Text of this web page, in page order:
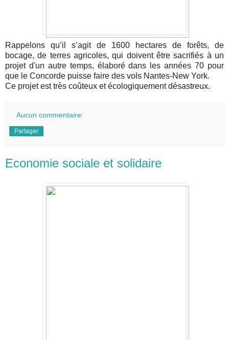
Rappelons qu’il s’agit de 1600 hectares de forêts, de
bocage, de terres agricoles, qui doivent être sacrifiés à un
projet d'un autre temps, élaboré dans les années 70 pour
que le Concorde puisse faire des vols Nantes-New York.
Ce projet est très coûteux et écologiquement désastreux.
Aucun commentaire:
Partager
Economie sociale et solidaire